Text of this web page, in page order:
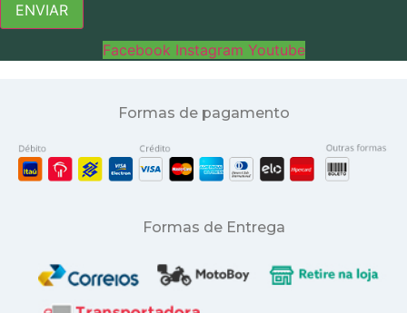
ENVIAR
Facebook Instagram Youtube
Formas de pagamento
Formas de Entrega